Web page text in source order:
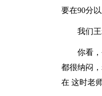
要在90分
我们
你看
都很纳闷
在 这时老